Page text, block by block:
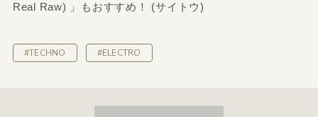
Real Raw) 」もおすすめ！ (サイトウ)
#TECHNO #ELECTRO